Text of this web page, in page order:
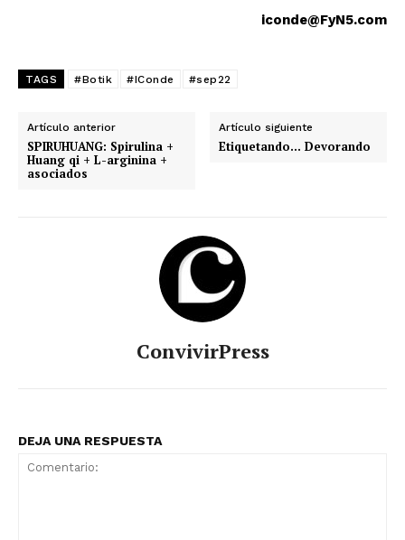
iconde@FyN5.com
TAGS #Botik #IConde #sep22
Artículo anterior
SPIRUHUANG: Spirulina +
Huang qi + L-arginina +
asociados
Artículo siguiente
Etiquetando… Devorando
ConvivirPress
DEJA UNA RESPUESTA